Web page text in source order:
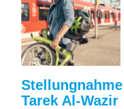
Tarek Al-Wazir